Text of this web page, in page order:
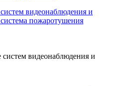
видеонаблюдения и
пожаротушения
видеонаблюдения и